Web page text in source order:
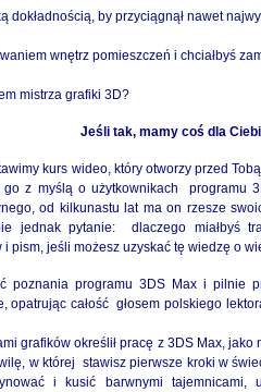
dokładnością, by przyciągnął nawet
wnętrz pomieszczeń i chciałbyś
mistrza grafiki 3D?
Jeśli tak, mamy coś dla
kurs wideo, który otworzy przed
z myślą o użytkownikach programu
od kilkunastu lat ma on rzesze
jednak pytanie: dlaczego miałbyś
pism, jeśli możesz uzyskać tę wiedzę o
poznania programu 3DS Max i pilnie
opatrując całość głosem polskiego
grafików określił pracę z 3DS Max,
w której stawisz pierwsze kroki w
i kusić barwnymi tajemnicami,